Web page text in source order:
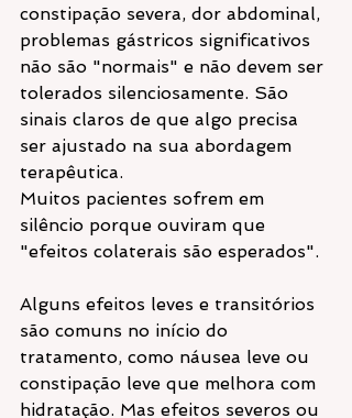
constipação severa, dor abdominal,
problemas gástricos significativos
não são "normais" e não devem ser
tolerados silenciosamente. São
sinais claros de que algo precisa
ser ajustado na sua abordagem
terapêutica.
Muitos pacientes sofrem em
silêncio porque ouviram que
"efeitos colaterais são esperados".
Alguns efeitos leves e transitórios
são comuns no início do
tratamento, como náusea leve ou
constipação leve que melhora com
hidratação. Mas efeitos severos ou